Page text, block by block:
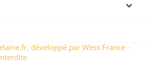

développé par Wess France -